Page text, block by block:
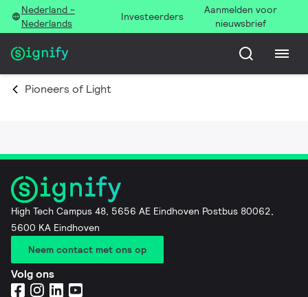
Nederland -
Nederlands
Investeerders
Aanmelden voor
nieuwsbrief
Pioneers of Light
High Tech Campus 48, 5656 AE Eindhoven Postbus 80062,
5600 KA Eindhoven
Neem contact met ons op
Volg ons